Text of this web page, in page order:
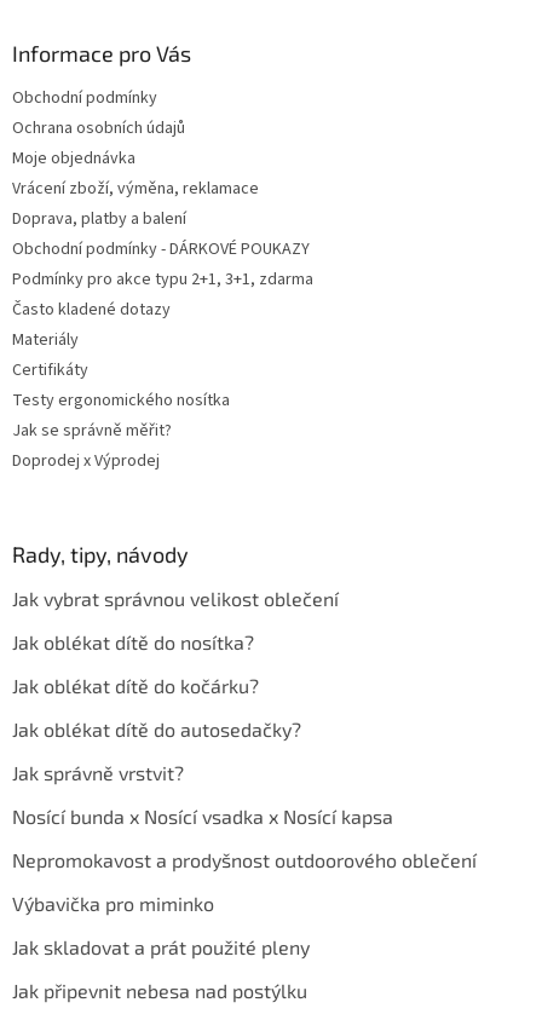
Informace pro Vás
Obchodní podmínky
Ochrana osobních údajů
Moje objednávka
Vrácení zboží, výměna, reklamace
Doprava, platby a balení
Obchodní podmínky - DÁRKOVÉ POUKAZY
Podmínky pro akce typu 2+1, 3+1, zdarma
Často kladené dotazy
Materiály
Certifikáty
Testy ergonomického nosítka
Jak se správně měřit?
Doprodej x Výprodej
Rady, tipy, návody
Jak vybrat správnou velikost oblečení
Jak oblékat dítě do nosítka?
Jak oblékat dítě do kočárku?
Jak oblékat dítě do autosedačky?
Jak správně vrstvit?
Nosící bunda x Nosící vsadka x Nosící kapsa
Nepromokavost a prodyšnost outdoorového oblečení
Výbavička pro miminko
Jak skladovat a prát použité pleny
Jak připevnit nebesa nad postýlku